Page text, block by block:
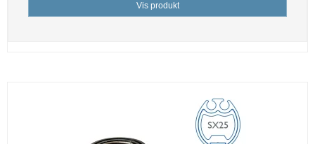
Vis produkt